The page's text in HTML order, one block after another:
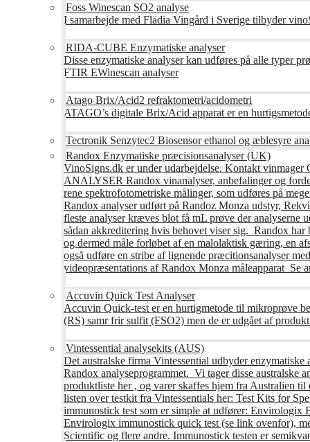
Foss Winescan SO2 analyse
I samarbejde med Flädia Vingård i Sverige tilbyder
RIDA-CUBE Enzymatiske analyser
Disse enzymatiske analyser kan udføres på alle typer
FTIR EWinescan analyser
Atago Brix/Acid2 refraktometri/acidometri
ATAGO’s digitale Brix/Acid apparat er en
Tectronik Senzytec2 Biosensor ethanol og æblesyre
Randox Enzymatiske præcisionsanalyser (UK)
VinoSigns.dk er under udarbejdelse. Kontakt
ANALYSER Randox vinanalyser, anbefalinger og
rene spektrofotometriske målinger, som udføres på
Randox analyser udført på Randoz Monza udstyr,
fleste analyser kræves blot få mL prøve der analyserne
sådan akkreditering hvis behovet viser sig. Randox
og dermed måle forløbet af en malolaktisk gæring, en
også udføre en stribe af lignende præcitionsanalyser
videopræsentations af Randox Monza måleapparat
Accuvin Quick Test Analyser
Accuvin Quick-test er en hurtigmetode til mikroprøve
(RS) samr frir sulfit (FSO2) men de er udgået af
Vintessential analysekits (AUS)
Det australske firma Vintessential udbyder
Randox analyseprogrammet. Vi tager disse australske
produktliste her , og varer skaffes hjem fra Australien
listen over testkit fra Vintessentials her: Test Kits for
immunostick test som er simple at udfører: Envirologix
Envirologix immunostick quick test (se link ovenfor),
Scientific og flere andre. Immunostick testen er